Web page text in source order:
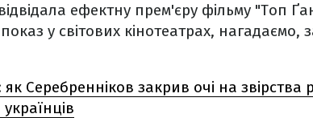
ефектну прем'єру фільму "Топ
у світових кінотеатрах,
Серебренніков закрив очі на звірства